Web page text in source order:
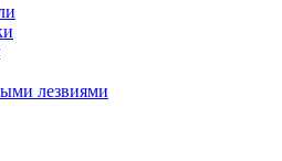
лезвиями